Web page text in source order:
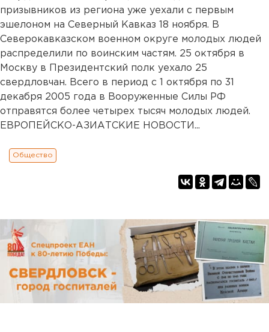
призывников из региона уже уехали с первым
эшелоном на Северный Кавказ 18 ноября. В
Северокавказском военном округе молодых людей
распределили по воинским частям. 25 октября в
Москву в Президентский полк уехало 25
свердловчан. Всего в период с 1 октября по 31
декабря 2005 года в Вооруженные Силы РФ
отправятся более четырех тысяч молодых людей.
ЕВРОПЕЙСКО-АЗИАТСКИЕ НОВОСТИ...
Общество